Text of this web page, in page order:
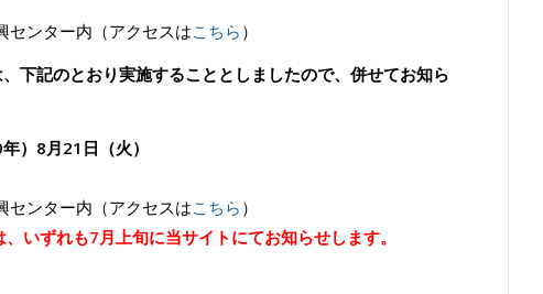
ンター内（アクセスはこちら ）
下記のとおり実施することとしましたので、併せてお知ら
）8月21日（火）
ンター内（アクセスはこちら ）
いずれも7月上旬に当サイトにてお知らせします。